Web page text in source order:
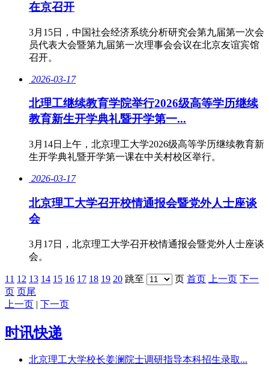
在京召开
3月15日，中国社会经济系统分析研究会第九届第一次会
员代表大会暨第九届第一次理事会会议在北京友谊宾馆
召开。
2026-03-17
北理工继续教育学院举行2026级高等学历继续
教育新生开学典礼暨开学第一...
3月14日上午，北京理工大学2026级高等学历继续教育新
生开学典礼暨开学第一课在中关村校区举行。
2026-03-17
北京理工大学召开校情通报会暨党外人士座谈
会
3月17日，北京理工大学召开校情通报会暨党外人士座谈
会。
11 12 13 14 15 16 17 18 19 20 跳至 页 首页 上一页 下一
页 页尾
上一页 | 下一页
时讯快递
北京理工大学校长姜澜院士调研指导本科招生录取...